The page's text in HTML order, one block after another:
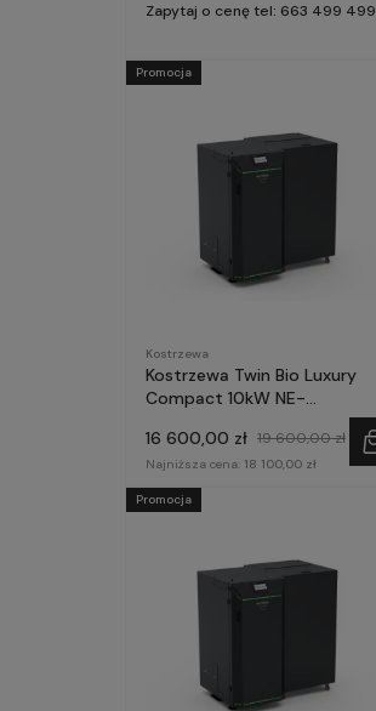
Zapytaj o cenę tel: 663 499 499
Kostrzewa
Kostrzewa Twin Bio Luxury
Compact 10kW NE-
Powietrze
16 600,00 zł 19 600,00 zł
Najniższa cena: 18 100,00 zł
Promocja
Promocja